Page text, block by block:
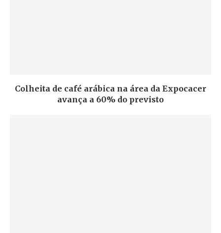
Colheita de café arábica na área da Expocacer
avança a 60% do previsto